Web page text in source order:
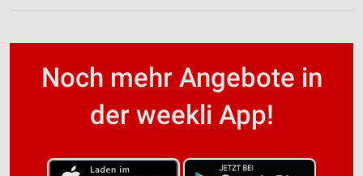
Noch mehr Angebote in
der weekli App!